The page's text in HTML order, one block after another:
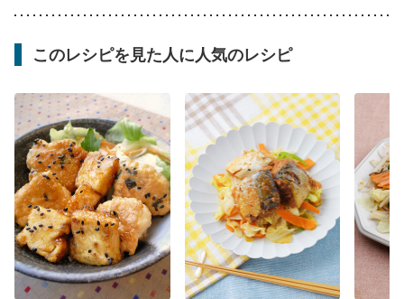
このレシピを見た人に人気のレシピ